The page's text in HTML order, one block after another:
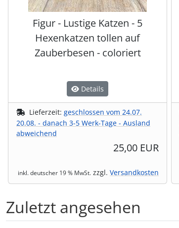
Figur - Lustige Katzen - 5
Hexenkatzen tollen auf
Zauberbesen - coloriert
Details
Lieferzeit: geschlossen vom 24.07.
20.08. - danach 3-5 Werk-Tage - Ausland
abweichend
25,00 EUR
inkl. deutscher 19 % MwSt. zzgl. Versandkosten
Zuletzt angesehen